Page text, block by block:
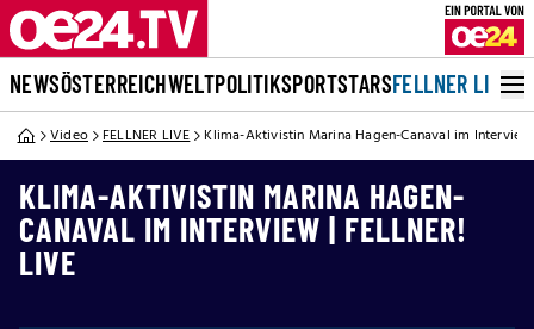
NEWSÖSTERREICHWELTPOLITIKSPORTSTARSFELLNER LIVE
Video FELLNER LIVE Klima-Aktivistin Marina Hagen-Canaval im Interview
KLIMA-AKTIVISTIN MARINA HAGEN-
CANAVAL IM INTERVIEW | FELLNER!
LIVE